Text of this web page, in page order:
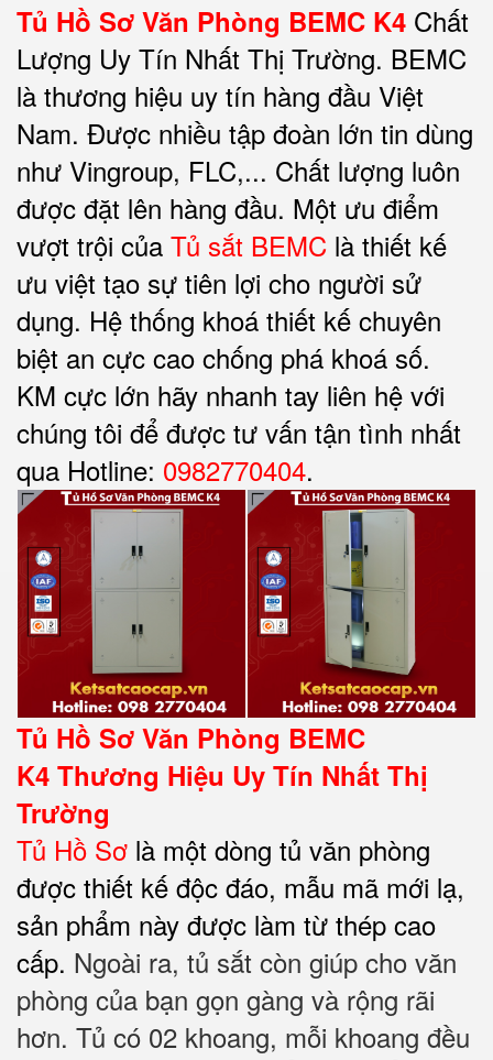
Tủ Hồ Sơ Văn Phòng BEMC K4 Chất
Lượng Uy Tín Nhất Thị Trường. BEMC
là thương hiệu uy tín hàng đầu Việt
Nam. Được nhiều tập đoàn lớn tin dùng
như Vingroup, FLC,... Chất lượng luôn
được đặt lên hàng đầu. Một ưu điểm
vượt trội của Tủ sắt BEMC là thiết kế
ưu việt tạo sự tiên lợi cho người sử
dụng. Hệ thống khoá thiết kế chuyên
biệt an cực cao chống phá khoá số.
KM cực lớn hãy nhanh tay liên hệ với
chúng tôi để được tư vấn tận tình nhất
qua Hotline: 0982770404.
Tủ Hồ Sơ Văn Phòng BEMC
K4 Thương Hiệu Uy Tín Nhất Thị
Trường
Tủ Hồ Sơ là một dòng tủ văn phòng
được thiết kế độc đáo, mẫu mã mới lạ,
sản phẩm này được làm từ thép cao
cấp. Ngoài ra, tủ sắt còn giúp cho văn
phòng của bạn gọn gàng và rộng rãi
hơn. Tủ có 02 khoang, mỗi khoang đều